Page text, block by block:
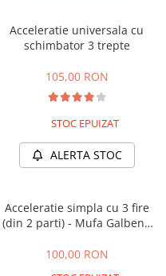
Acceleratie universala cu
schimbator 3 trepte
105,00 RON
STOC EPUIZAT
ALERTA STOC
Acceleratie simpla cu 3 fire
(din 2 parti) - Mufa Galbena
100,00 RON